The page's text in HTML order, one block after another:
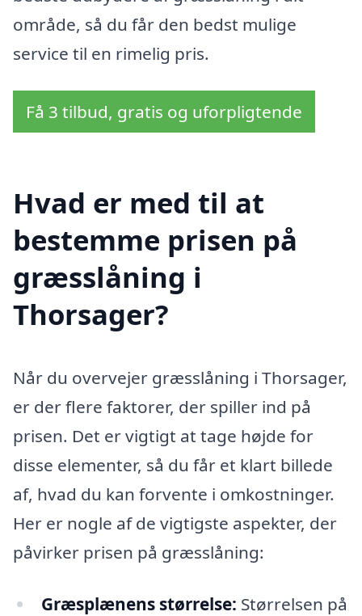
område, så du får den bedst mulige
service til en rimelig pris.
Få 3 tilbud, gratis og uforpligtende
Hvad er med til at
bestemme prisen på
græsslåning i
Thorsager?
Når du overvejer græsslåning i Thorsager,
er der flere faktorer, der spiller ind på
prisen. Det er vigtigt at tage højde for
disse elementer, så du får et klart billede
af, hvad du kan forvente i omkostninger.
Her er nogle af de vigtigste aspekter, der
påvirker prisen på græsslåning:
Græsplænens størrelse: Størrelsen på